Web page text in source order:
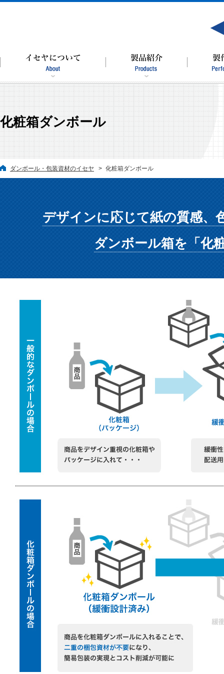
化粧箱ダンボール
ダンボール・包装資材のイセヤ 化粧箱ダンボール
デザインに応じて紙の質感、
ダンボール箱を「化